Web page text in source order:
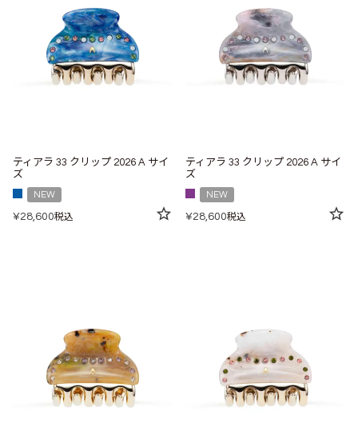
ティアラ 33 クリップ 2026 A サイ
ズ
NEW
¥28,600税込
ティアラ 33 クリップ 2026 A サイ
ズ
NEW
¥28,600税込